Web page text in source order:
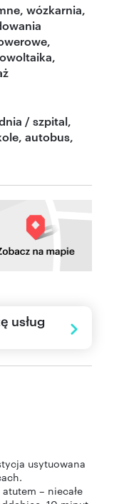
wózkarnia,
/ szpital,
autobus,
usług
usytuowana
– niecałe